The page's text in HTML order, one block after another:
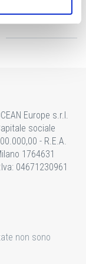
Europe s.r.l.
sociale
- R.E.A.
1764631
04671230961
non sono